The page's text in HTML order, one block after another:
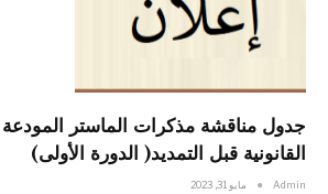
جدول مناقشة مذكرات الماستر
القانونية قبل التمديد( الدورة الأولى)
Admin مايو 31, 2023